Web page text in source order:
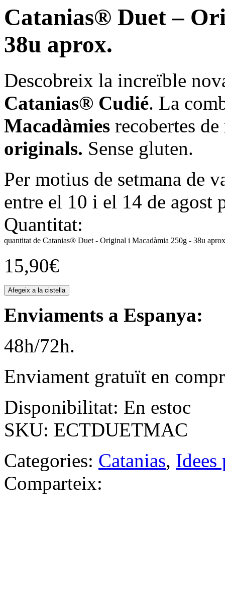
Catanias® Duet –
38u aprox.
Descobreix la increïble
Catanias® Cudié. La
Macadàmies recobertes
originals. Sense gluten.
Per motius de setmana de
entre el 10 i el 14 de agost
Quantitat:
quantitat de Catanias® Duet - Original i Macadàmia 250g - 38u
15,90€
Afegeix a la cistella
Enviaments a Espanya:
48h/72h.
Enviament gratuït en
Disponibilitat: En estoc
SKU: ECTDUETMAC
Categories: Catanias, Idees
Comparteix: